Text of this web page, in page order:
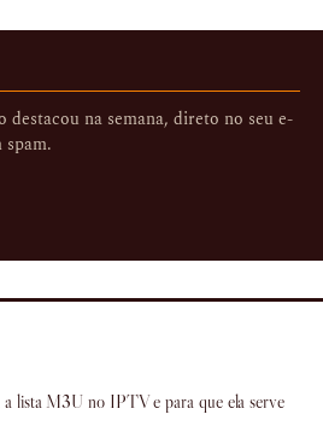
destacou na semana, direto no seu e-
spam.
lista M3U no IPTV e para que ela serve